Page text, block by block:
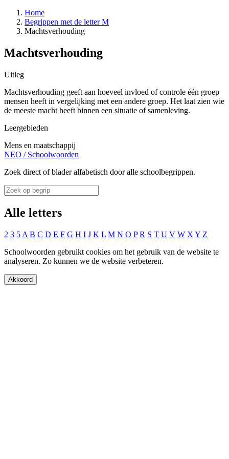
Home
Begrippen met de letter M
Machtsverhouding
Machtsverhouding
Uitleg
Machtsverhouding geeft aan hoeveel invloed of controle één groep
mensen heeft in vergelijking met een andere groep. Het laat zien wie
de meeste macht heeft binnen een situatie of samenleving.
Leergebieden
Mens en maatschappij
NEO / Schoolwoorden
Zoek direct of blader alfabetisch door alle schoolbegrippen.
Alle letters
2 3 5 A B C D E F G H I J K L M N O P R S T U V W X Y Z
Schoolwoorden gebruikt cookies om het gebruik van de website te
analyseren. Zo kunnen we de website verbeteren.
Akkoord